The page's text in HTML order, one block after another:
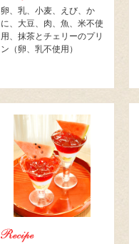
卵、乳、小麦、えび、か
に、大豆、肉、魚、米不使
用、抹茶とチェリーのプリ
ン（卵、乳不使用）